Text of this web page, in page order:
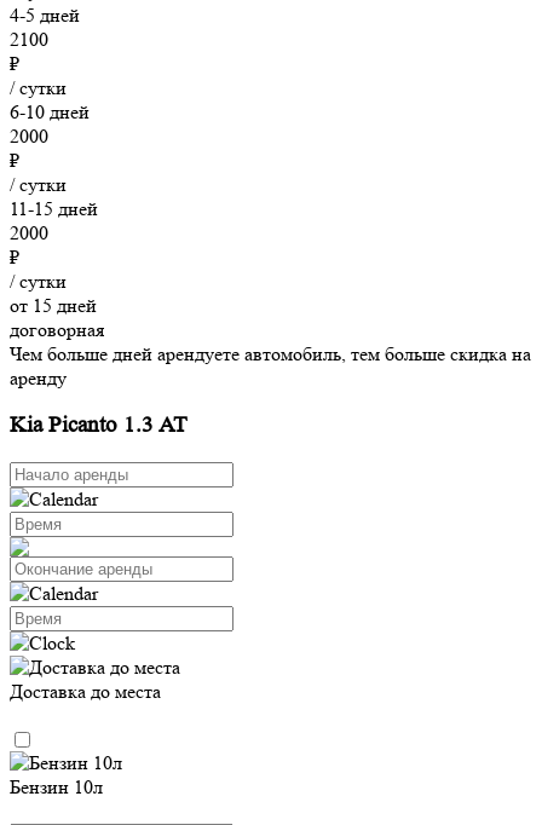
4-5 дней
2100
₽
/ сутки
6-10 дней
2000
₽
/ сутки
11-15 дней
2000
₽
/ сутки
от 15 дней
договорная
Чем больше дней арендуете автомобиль, тем больше скидка на
аренду
Kia Picanto 1.3 AT
Доставка до места
Бензин 10л